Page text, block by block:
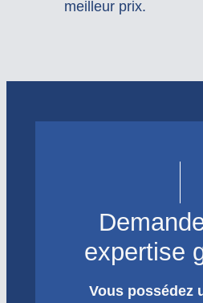
meilleur prix.
expertise
Vous possédez